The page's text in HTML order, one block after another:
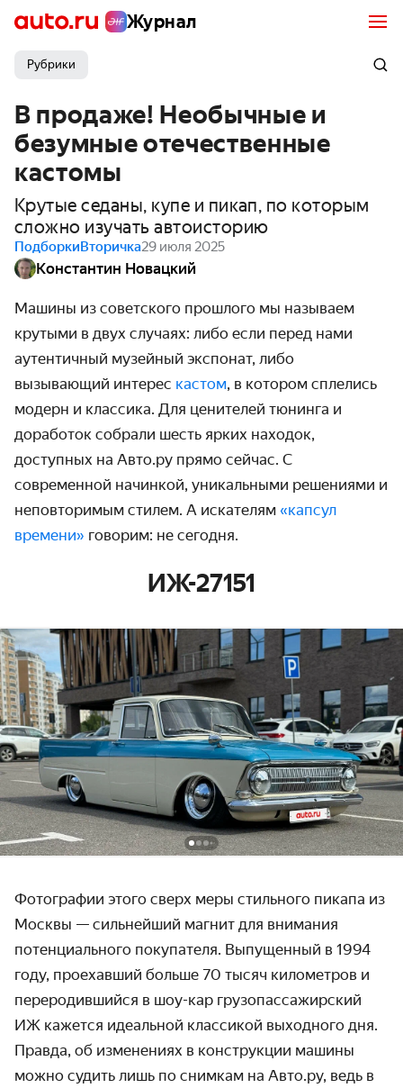
Журнал
Рубрики
В продаже! Необычные и
безумные отечественные
кастомы
Крутые седаны, купе и пикап, по которым
сложно изучать автоисторию
ПодборкиВторичка29 июля 2025
Константин Новацкий
Машины из советского прошлого мы называем
крутыми в двух случаях: либо если перед нами
аутентичный музейный экспонат, либо
вызывающий интерес кастом, в котором сплелись
модерн и классика. Для ценителей тюнинга и
доработок собрали шесть ярких находок,
доступных на Авто.ру прямо сейчас. С
современной начинкой, уникальными решениями и
неповторимым стилем. А искателям «капсул
времени» говорим: не сегодня.
ИЖ-27151
Фотографии этого сверх меры стильного пикапа из
Москвы — сильнейший магнит для внимания
потенциального покупателя. Выпущенный в 1994
году, проехавший больше 70 тысяч километров и
переродившийся в шоу-кар грузопассажирский
ИЖ кажется идеальной классикой выходного дня.
Правда, об изменениях в конструкции машины
можно судить лишь по снимкам на Авто.ру, ведь в